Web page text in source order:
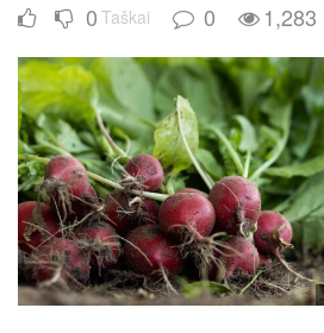
0 Taškai 0 1,283